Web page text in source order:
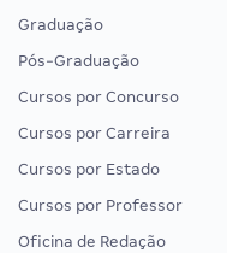
Graduação
Pós-Graduação
Cursos por Concurso
Cursos por Carreira
Cursos por Estado
Cursos por Professor
Oficina de Redação